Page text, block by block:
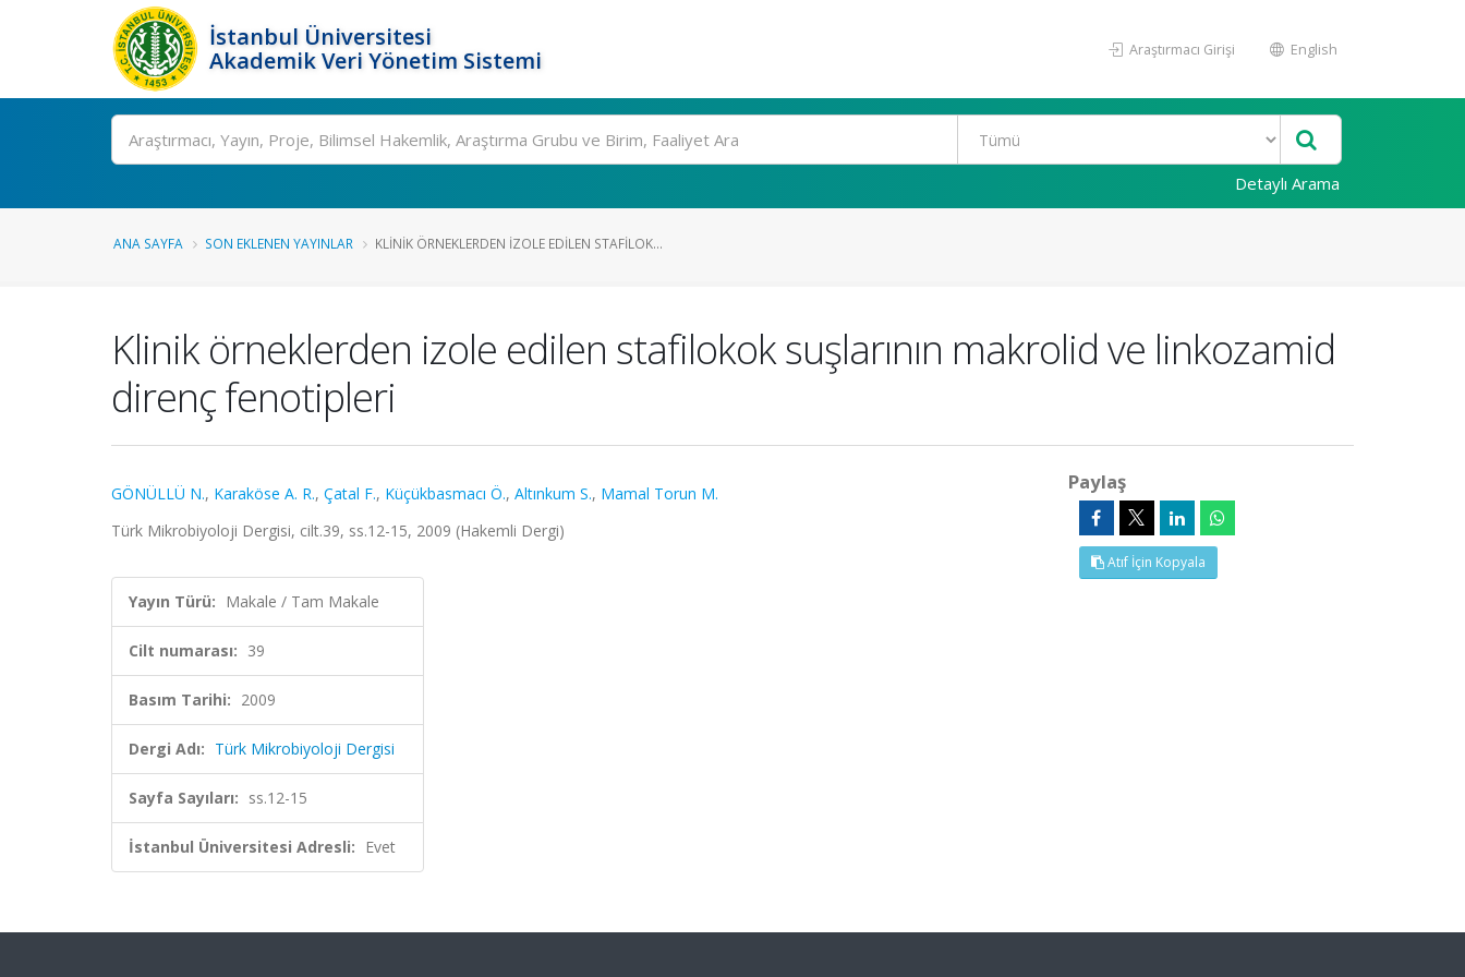
İstanbul Üniversitesi
Akademik Veri Yönetim Sistemi
Araştırmacı Girişi English
Ara
Detaylı Arama
ANA SAYFA SON EKLENEN YAYINLAR KLINIK ÖRNEKLERDEN IZOLE EDILEN STAFILOK...
Klinik örneklerden izole edilen stafilokok suşlarının makrolid ve linkozamid
direnç fenotipleri
GÖNÜLLÜ N., Karaköse A. R., Çatal F., Küçükbasmacı Ö., Altınkum S., Mamal Torun M.
Türk Mikrobiyoloji Dergisi, cilt.39, ss.12-15, 2009 (Hakemli Dergi)
Yayın Türü: Makale / Tam Makale
Cilt numarası: 39
Basım Tarihi: 2009
Dergi Adı: Türk Mikrobiyoloji Dergisi
Sayfa Sayıları: ss.12-15
İstanbul Üniversitesi Adresli: Evet
Paylaş
Atıf İçin Kopyala